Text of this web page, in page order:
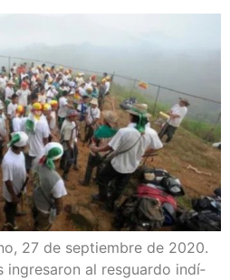
27 de sep­tiem­bre de 2020.
ingre­sa­ron al res­guar­do indí­